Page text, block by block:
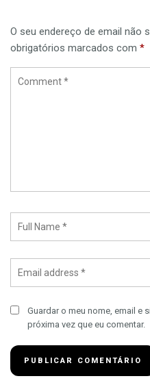
O seu endereço de email não
obrigatórios marcados com *
Guardar o meu nome, email e
próxima vez que eu comentar.